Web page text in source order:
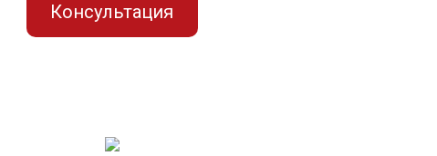
Консультация